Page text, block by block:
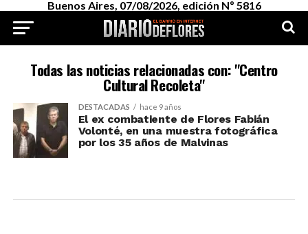
Buenos Aires, 07/08/2026, edición Nº 5816
Todas las noticias relacionadas con: "Centro
Cultural Recoleta"
DESTACADAS hace 9 años
El ex combatiente de Flores Fabián
Volonté, en una muestra fotográfica
por los 35 años de Malvinas